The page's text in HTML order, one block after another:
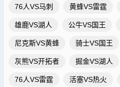
76人VS马刺 黄蜂VS雷霆
雄鹿VS湖人 公牛VS国王
尼克斯VS黄蜂 骑士VS国王
灰熊VS开拓者 掘金VS湖人
76人VS雷霆 活塞VS热火